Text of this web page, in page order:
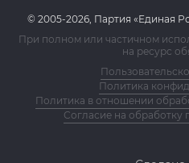
© 2005-2026, Партия «Единая
При полном или частичном
на ресурс
Политика
Политика в отношении
Согласие на обработку